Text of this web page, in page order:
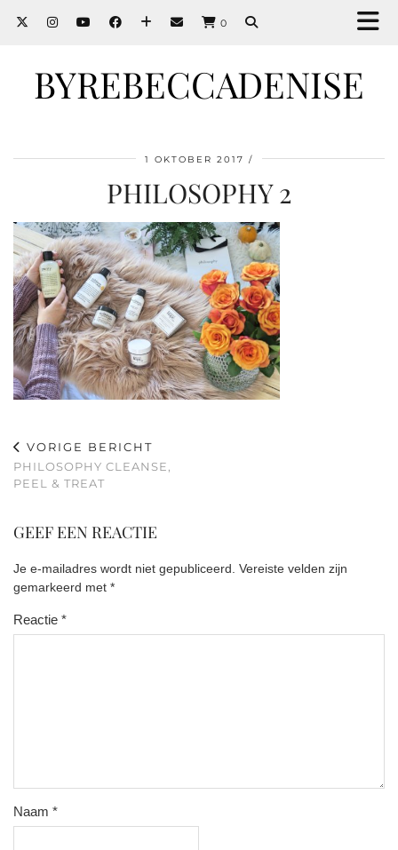
0
BYREBECCADENISE
1 OKTOBER 2017
PHILOSOPHY 2
VORIGE BERICHT
PHILOSOPHY CLEANSE,
PEEL & TREAT
GEEF EEN REACTIE
Je e-mailadres wordt niet gepubliceerd. Vereiste velden zijn
gemarkeerd met *
Reactie *
Naam *